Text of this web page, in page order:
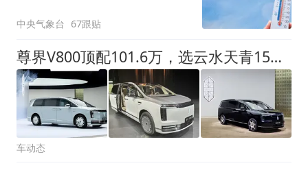
中央气象台 67跟贴
尊界V800顶配101.6万，选云水天青15万，有江淮的功劳？
车动态